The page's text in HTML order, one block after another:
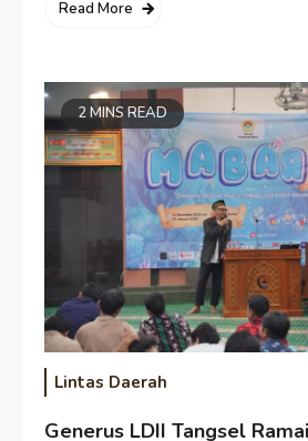
Read More
2 MINS READ
Lintas Daerah
Generus LDII Tangsel